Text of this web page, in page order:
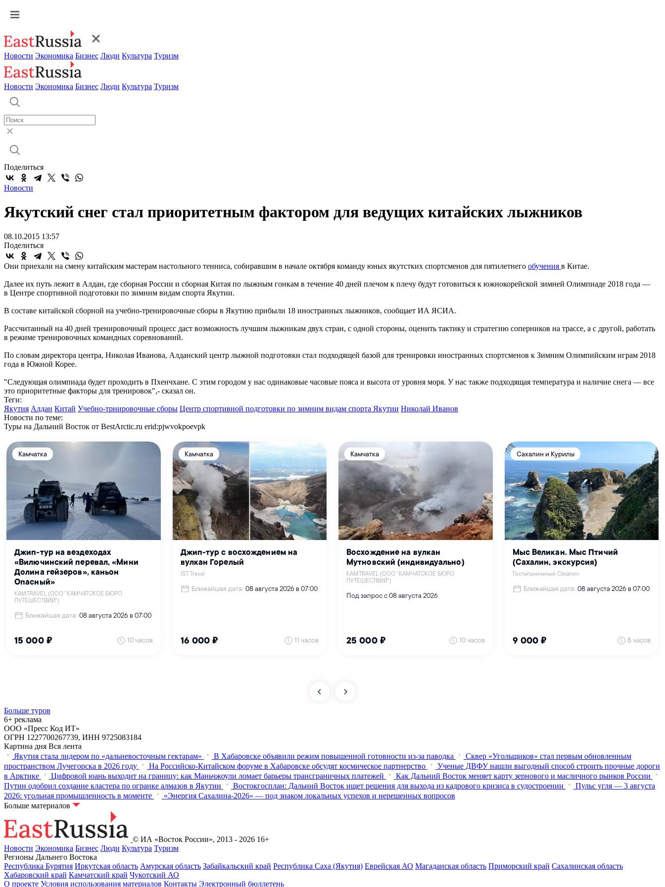
Новости Экономика Бизнес Люди Культура Туризм
Новости Экономика Бизнес Люди Культура Туризм
Поделиться
Новости
Якутский снег стал приоритетным фактором для ведущих китайских лыжников
08.10.2015 13:57
Поделиться
Они приехали на смену китайским мастерам настольного тенниса, собиравшим в начале октября команду юных якутстких спортсменов для пятилетнего обучения в Китае.
Далее их путь лежит в Алдан, где сборная России и сборная Китая по лыжным гонкам в течение 40 дней плечом к плечу будут готовиться к южнокорейской зимней Олимпиаде 2018 года —
в Центре спортивной подготовки по зимним видам спорта Якутии.
В составе китайской сборной на учебно-тренировочные сборы в Якутию прибыли 18 иностранных лыжников, сообщает ИА ЯСИА.
Рассчитанный на 40 дней тренировочный процесс даст возможность лучшим лыжникам двух стран, с одной стороны, оценить тактику и стратегию соперников на трассе, а с другой, работать
в режиме тренировочных командных соревнований.
По словам директора центра, Николая Иванова, Алданский центр лыжной подготовки стал подходящей базой для тренировки иностранных спортсменов к Зимним Олимпийским играм 2018
года в Южной Корее.
"Следующая олимпиада будет проходить в Пхенчхане. С этим городом у нас одинаковые часовые пояса и высота от уровня моря. У нас также подходящая температура и наличие снега — все
это приоритетные факторы для тренировок",- сказал он.
Теги:
Якутия Алдан Китай Учебно-трнировочные сборы Центр спортивной подготовки по зимним видам спорта Якутии Николай Иванов
Новости по теме:
Туры на Дальний Восток от BestArctic.ru erid:pjwvokpoevpk
Больше туров
6+ реклама
ООО «Пресс Код ИТ»
ОГРН 1227700267739, ИНН 9725083184
Картина дня Вся лента
Якутия стала лидером по «дальневосточным гектарам»
В Хабаровске объявили режим повышенной готовности из‑за паводка
Сквер «Угольщиков» стал первым обновленным
пространством Лучегорска в 2026 году
На Российско-Китайском форуме в Хабаровске обсудят космическое партнерство
Ученые ДВФУ нашли выгодный способ строить прочные дороги
в Арктике
Цифровой юань выходит на границу: как Маньчжоули ломает барьеры трансграничных платежей
Как Дальний Восток меняет карту зернового и масличного рынков России
Путин одобрил создание кластера по огранке алмазов в Якутии
Востокгосплан: Дальний Восток ищет решения для выхода из кадрового кризиса в судостроении
Пульс угля — 3 августа
2026: угольная промышленность в моменте
«Энергия Сахалина-2026» — под знаком локальных успехов и нерешенных вопросов
Больше материалов
© ИА «Восток России», 2013 - 2026 16+
Новости Экономика Бизнес Люди Культура Туризм
Регионы Дальнего Востока
Республика Бурятия Иркутская область Амурская область Забайкальский край Республика Саха (Якутия) Еврейская АО Магаданская область Приморский край Сахалинская область
Хабаровский край Камчатский край Чукотский АО
О проекте Условия использования материалов Контакты Электронный бюллетень